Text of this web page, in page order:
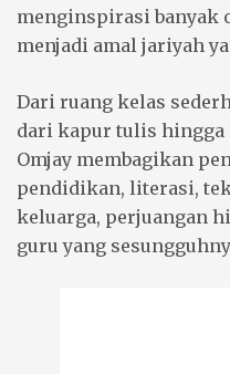
menginspirasi banyak
menjadi amal jariyah
Dari ruang kelas
dari kapur tulis hingga
Omjay membagikan
pendidikan, literasi,
keluarga, perjuangan
guru yang